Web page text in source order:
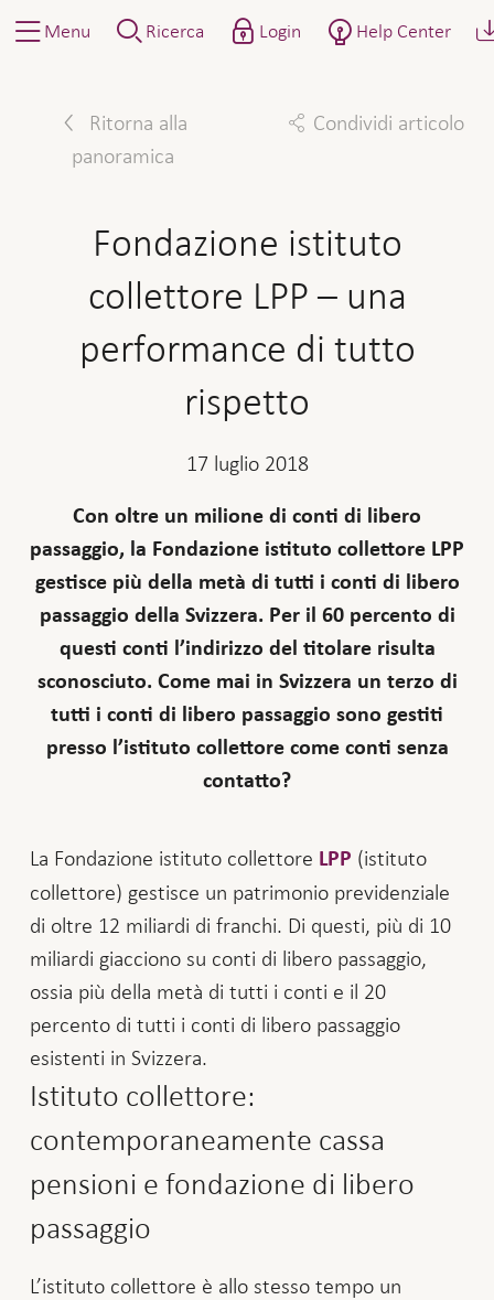
Menu Ricerca Login Help Center
Ritorna alla
panoramica
Condividi articolo
Fondazione istituto
collettore LPP – una
performance di tutto
rispetto
17 luglio 2018
Con oltre un milione di conti di libero
passaggio, la Fondazione istituto collettore LPP
gestisce più della metà di tutti i conti di libero
passaggio della Svizzera. Per il 60 percento di
questi conti l’indirizzo del titolare risulta
sconosciuto. Come mai in Svizzera un terzo di
tutti i conti di libero passaggio sono gestiti
presso l’istituto collettore come conti senza
contatto?
La Fondazione istituto collettore LPP (istituto
collettore) gestisce un patrimonio previdenziale
di oltre 12 miliardi di franchi. Di questi, più di 10
miliardi giacciono su conti di libero passaggio,
ossia più della metà di tutti i conti e il 20
percento di tutti i conti di libero passaggio
esistenti in Svizzera.
Istituto collettore:
contemporaneamente cassa
pensioni e fondazione di libero
passaggio
L’istituto collettore è allo stesso tempo un